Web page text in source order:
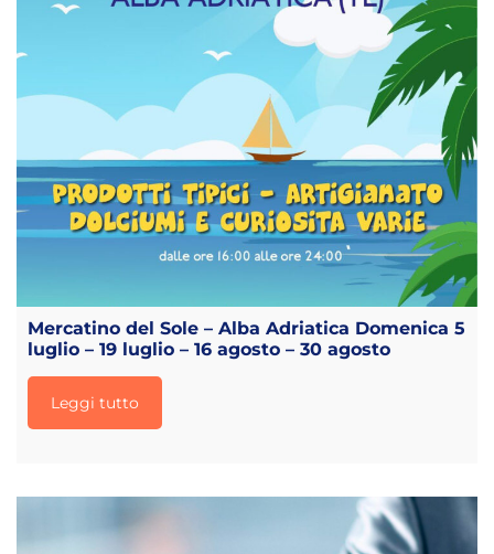
Mercatino del Sole – Alba Adriatica Domenica 5
luglio – 19 luglio – 16 agosto – 30 agosto
Leggi tutto